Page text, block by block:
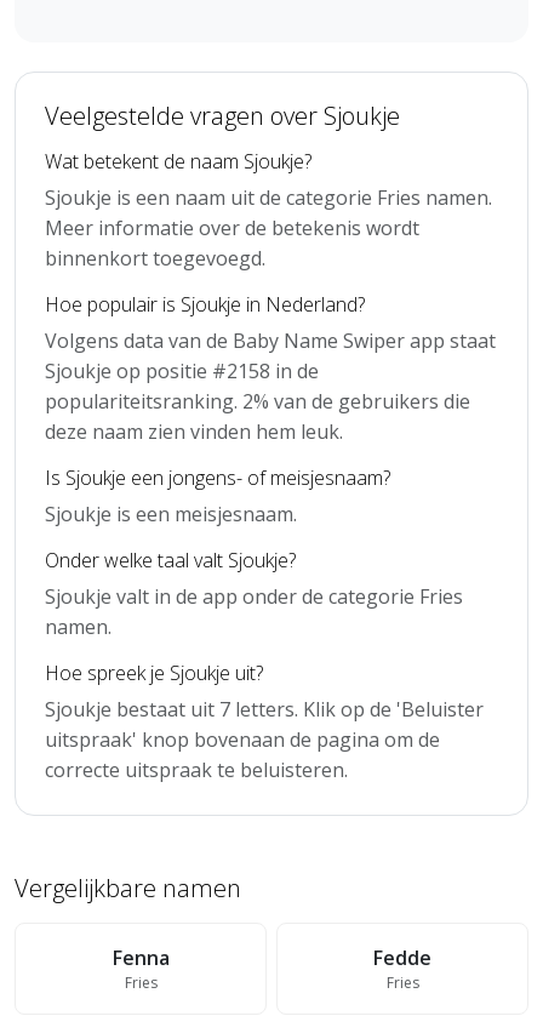
Veelgestelde vragen over Sjoukje
Wat betekent de naam Sjoukje?
Sjoukje is een naam uit de categorie Fries namen.
Meer informatie over de betekenis wordt
binnenkort toegevoegd.
Hoe populair is Sjoukje in Nederland?
Volgens data van de Baby Name Swiper app staat
Sjoukje op positie #2158 in de
populariteitsranking. 2% van de gebruikers die
deze naam zien vinden hem leuk.
Is Sjoukje een jongens- of meisjesnaam?
Sjoukje is een meisjesnaam.
Onder welke taal valt Sjoukje?
Sjoukje valt in de app onder de categorie Fries
namen.
Hoe spreek je Sjoukje uit?
Sjoukje bestaat uit 7 letters. Klik op de 'Beluister
uitspraak' knop bovenaan de pagina om de
correcte uitspraak te beluisteren.
Vergelijkbare namen
Fenna
Fries
Fedde
Fries